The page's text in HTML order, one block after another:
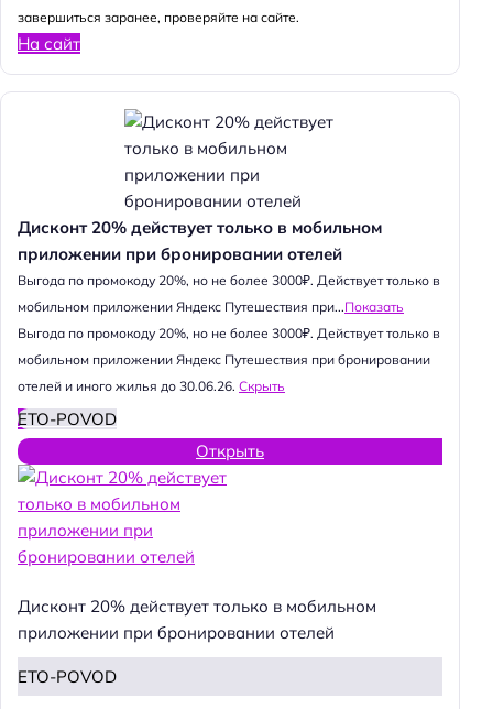
завершиться заранее, проверяйте на сайте.
На сайт
Дисконт 20% действует только в мобильном
приложении при бронировании отелей
Выгода по промокоду 20%, но не более 3000₽. Действует только в
мобильном приложении Яндекс Путешествия при...Показать
Выгода по промокоду 20%, но не более 3000₽. Действует только в
мобильном приложении Яндекс Путешествия при бронировании
отелей и иного жилья до 30.06.26. Скрыть
ETO-POVOD
Открыть
Дисконт 20% действует только в мобильном
приложении при бронировании отелей
ETO-POVOD